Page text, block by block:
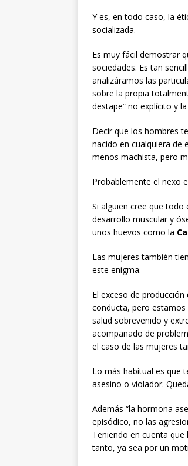
Y es, en todo caso, la
socializada.
Es muy fácil demostrar
sociedades. Es tan
analizáramos las
sobre la propia
destape” no explícito y
Decir que los hombres
nacido en cualquiera de
menos machista, pero
Probablemente el nexo
Si alguien cree que
desarrollo muscular y
unos huevos como la
Las mujeres también
este enigma.
El exceso de
conducta, pero estamos
salud sobrevenido y
acompañado de
el caso de las mujeres
Lo más habitual es que
asesino o violador.
Además “la hormona
episódico, no las
Teniendo en cuenta
tanto, ya sea por un